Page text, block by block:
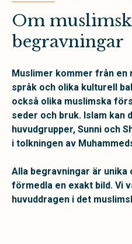
Om
begravningar
Muslimer kommer från en
språk och olika kulturell
också olika muslimska
seder och bruk. Islam kan
huvudgrupper, Sunni och
i tolkningen av
Alla begravningar är
förmedla en exakt bild. Vi
huvuddragen i det